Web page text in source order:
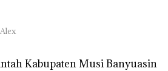
Kabupaten Musi Banyuasin